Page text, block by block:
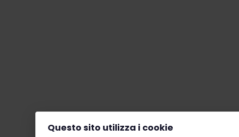
Questo sito utilizza i cookie